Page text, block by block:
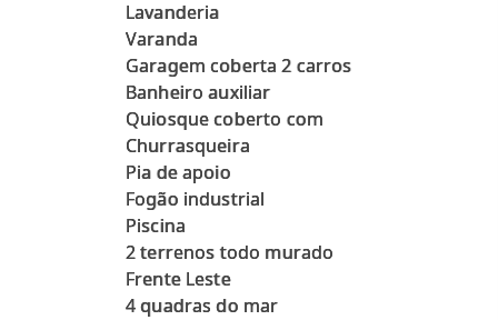
Lavanderia
Varanda
Garagem coberta 2 carros
Banheiro auxiliar
Quiosque coberto com
Churrasqueira
Pia de apoio
Fogão industrial
Piscina
2 terrenos todo murado
Frente Leste
4 quadras do mar